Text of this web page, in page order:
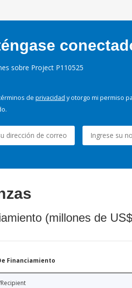
sobre Project P110525
de privacidad y otorgo mi permiso
(millones de
Financiamiento